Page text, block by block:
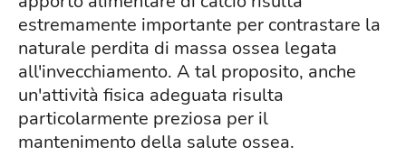
estremamente importante per contrastare la
naturale perdita di massa ossea legata
all'invecchiamento. A tal proposito, anche
un'attività fisica adeguata risulta
particolarmente preziosa per il
mantenimento della salute ossea.